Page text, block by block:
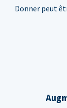
Donner peut